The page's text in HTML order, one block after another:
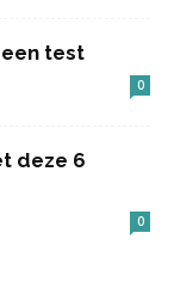
test
0
deze 6
0